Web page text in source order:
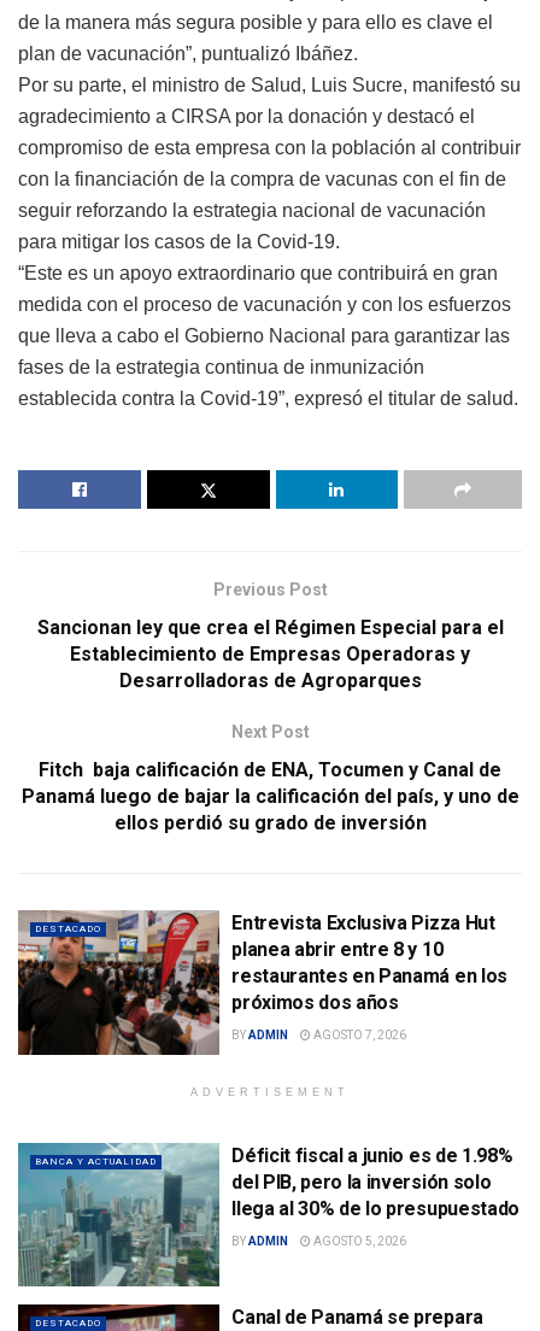
de la manera más segura posible y para ello es clave el
plan de vacunación”, puntualizó Ibáñez.
Por su parte, el ministro de Salud, Luis Sucre, manifestó su
agradecimiento a CIRSA por la donación y destacó el
compromiso de esta empresa con la población al contribuir
con la financiación de la compra de vacunas con el fin de
seguir reforzando la estrategia nacional de vacunación
para mitigar los casos de la Covid-19.
“Este es un apoyo extraordinario que contribuirá en gran
medida con el proceso de vacunación y con los esfuerzos
que lleva a cabo el Gobierno Nacional para garantizar las
fases de la estrategia continua de inmunización
establecida contra la Covid-19”, expresó el titular de salud.
Previous Post
Sancionan ley que crea el Régimen Especial para el
Establecimiento de Empresas Operadoras y
Desarrolladoras de Agroparques
Next Post
Fitch baja calificación de ENA, Tocumen y Canal de
Panamá luego de bajar la calificación del país, y uno de
ellos perdió su grado de inversión
DESTACADO
Entrevista Exclusiva Pizza Hut
planea abrir entre 8 y 10
restaurantes en Panamá en los
próximos dos años
BYADMIN AGOSTO 7, 2026
ADVERTISEMENT
BANCA Y ACTUALIDAD
Déficit fiscal a junio es de 1.98%
del PIB, pero la inversión solo
llega al 30% de lo presupuestado
BYADMIN AGOSTO 5, 2026
DESTACADO
Canal de Panamá se prepara